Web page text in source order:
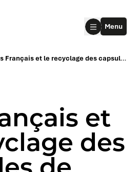
Menu
Les Français et le recyclage des capsules de café en aluminium – Vague 4
et
des